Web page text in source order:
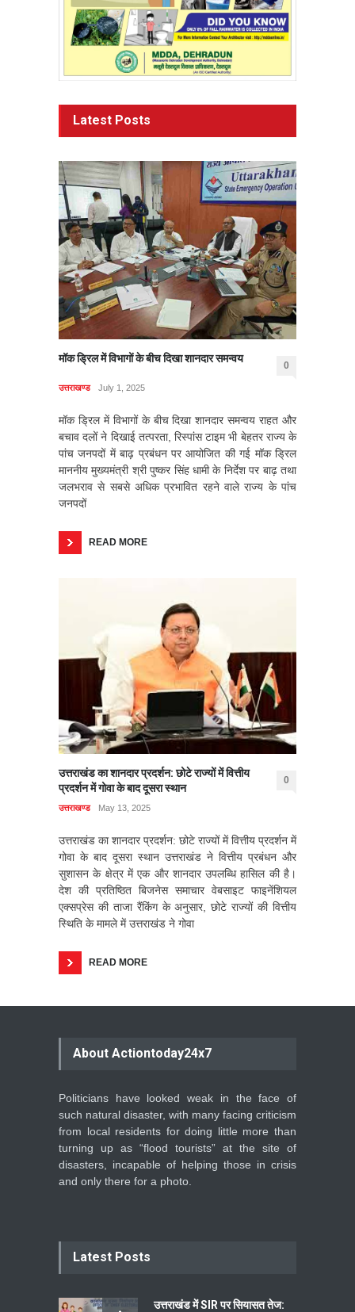
Latest Posts
मॉक ड्रिल में विभागों के बीच दिखा शानदार समन्वय
0
उत्तराखण्ड July 1, 2025
मॉक ड्रिल में विभागों के बीच दिखा शानदार समन्वय राहत और
बचाव दलों ने दिखाई तत्परता, रिस्पांस टाइम भी बेहतर राज्य के
पांच जनपदों में बाढ़ प्रबंधन पर आयोजित की गई मॉक ड्रिल
माननीय मुख्यमंत्री श्री पुष्कर सिंह धामी के निर्देश पर बाढ़ तथा
जलभराव से सबसे अधिक प्रभावित रहने वाले राज्य के पांच
जनपदों
READ MORE
उत्तराखंड का शानदार प्रदर्शन: छोटे राज्यों में वित्तीय
प्रदर्शन में गोवा के बाद दूसरा स्थान
0
उत्तराखण्ड May 13, 2025
उत्तराखंड का शानदार प्रदर्शन: छोटे राज्यों में वित्तीय प्रदर्शन में
गोवा के बाद दूसरा स्थान उत्तराखंड ने वित्तीय प्रबंधन और
सुशासन के क्षेत्र में एक और शानदार उपलब्धि हासिल की है।
देश की प्रतिष्ठित बिजनेस समाचार वेबसाइट फाइनेंशियल
एक्सप्रेस की ताजा रैंकिंग के अनुसार, छोटे राज्यों की वित्तीय
स्थिति के मामले में उत्तराखंड ने गोवा
READ MORE
About Actiontoday24x7
Politicians have looked weak in the face of
such natural disaster, with many facing criticism
from local residents for doing little more than
turning up as “flood tourists” at the site of
disasters, incapable of helping those in crisis
and only there for a photo.
Latest Posts
उत्तराखंड में SIR पर सियासत तेज: